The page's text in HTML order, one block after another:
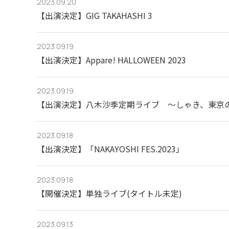
【出演決定】GIG TAKAHASHI 3
2023.09.19
【出演決定】Appare! HALLOWEEN 2023
2023.09.19
【出演決定】八木沙季定期ライブ 〜しゃき、東京
2023.09.18
【出演決定】「NAKAYOSHI FES.2023」
2023.09.18
【開催決定】単独ライブ(タイトル未定)
2023.09.13